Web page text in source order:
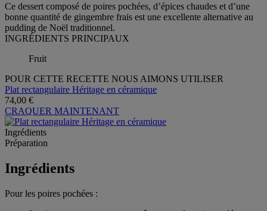
Ce dessert composé de poires pochées, d’épices chaudes et d’une
bonne quantité de gingembre frais est une excellente alternative au
pudding de Noël traditionnel.
INGRÉDIENTS PRINCIPAUX
Fruit
POUR CETTE RECETTE NOUS AIMONS UTILISER
Plat rectangulaire Héritage en céramique
74,00 €
CRAQUER MAINTENANT
Ingrédients
Préparation
Ingrédients
Pour les poires pochées :